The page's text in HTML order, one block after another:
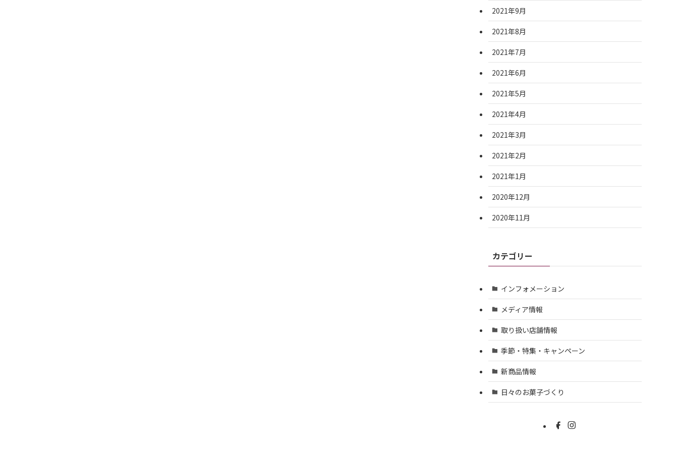
2021年9月
2021年8月
2021年7月
2021年6月
2021年5月
2021年4月
2021年3月
2021年2月
2021年1月
2020年12月
2020年11月
カテゴリー
インフォメーション
メディア情報
取り扱い店舗情報
季節・特集・キャンペーン
新商品情報
日々のお菓子づくり